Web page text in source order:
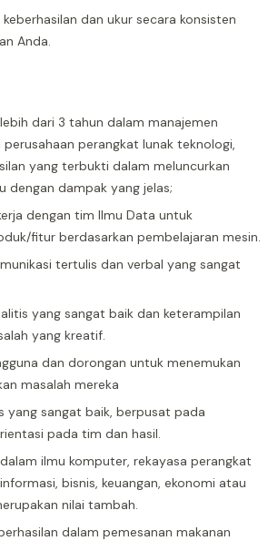
dan ukur secara konsisten
Anda.
dari 3 tahun dalam manajemen
perangkat lunak teknologi,
yang terbukti dalam meluncurkan
dengan dampak yang jelas;
dengan tim Ilmu Data untuk
fitur berdasarkan pembelajaran mesin.
tertulis dan verbal yang sangat
yang sangat baik dan keterampilan
yang kreatif.
dan dorongan untuk menemukan
masalah mereka
yang sangat baik, berpusat pada
pada tim dan hasil.
ilmu komputer, rekayasa perangkat
bisnis, keuangan, ekonomi atau
nilai tambah.
dalam pemesanan makanan